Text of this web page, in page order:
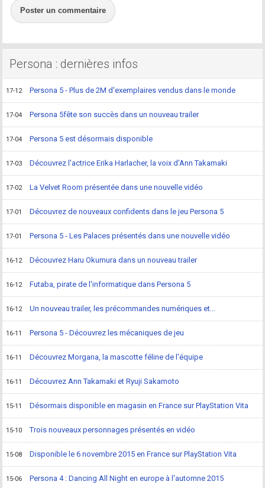
Poster un commentaire
Persona : dernières infos
17-12 Persona 5 - Plus de 2M d'exemplaires vendus dans le monde
17-04 Persona 5fête son succès dans un nouveau trailer
17-04 Persona 5 est désormais disponible
17-03 Découvrez l'actrice Erika Harlacher, la voix d'Ann Takamaki
17-02 La Velvet Room présentée dans une nouvelle vidéo
17-01 Découvrez de nouveaux confidents dans le jeu Persona 5
17-01 Persona 5 - Les Palaces présentés dans une nouvelle vidéo
16-12 Découvrez Haru Okumura dans un nouveau trailer
16-12 Futaba, pirate de l'informatique dans Persona 5
16-12 Un nouveau trailer, les précommandes numériques et...
16-11 Persona 5 - Découvrez les mécaniques de jeu
16-11 Découvrez Morgana, la mascotte féline de l'équipe
16-11 Découvrez Ann Takamaki et Ryuji Sakamoto
15-11 Désormais disponible en magasin en France sur PlayStation Vita
15-10 Trois nouveaux personnages présentés en vidéo
15-08 Disponible le 6 novembre 2015 en France sur PlayStation Vita
15-06 Persona 4 : Dancing All Night en europe à l'automne 2015